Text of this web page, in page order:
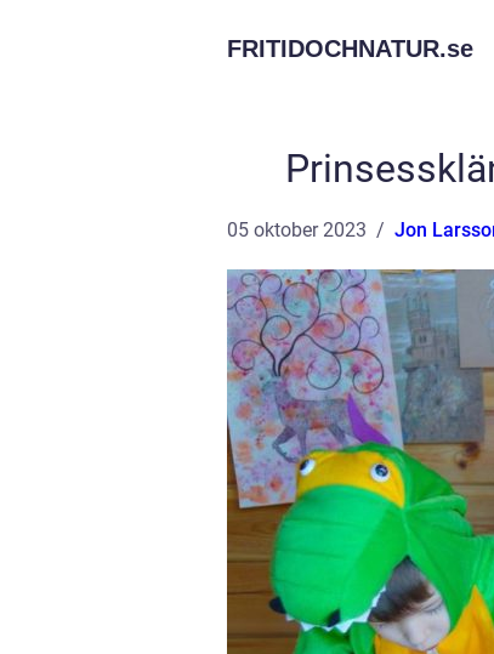
FRITIDOCHNATUR.se
05 oktober 2023 Jon